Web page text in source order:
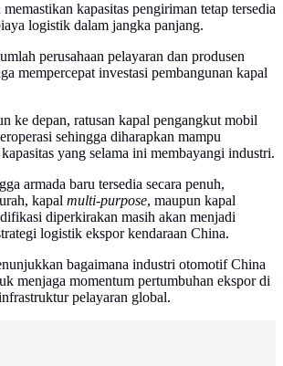
kapasitas pengiriman tetap tersedia
logistik dalam jangka panjang.
perusahaan pelayaran dan produsen
mempercepat investasi pembangunan kapal
ke depan, ratusan kapal pengangkut mobil
sehingga diharapkan mampu
yang selama ini membayangi industri.
armada baru tersedia secara penuh,
kapal multi-purpose, maupun kapal
diperkirakan masih akan menjadi
logistik ekspor kendaraan China.
bagaimana industri otomotif China
menjaga momentum pertumbuhan ekspor di
pelayaran global.